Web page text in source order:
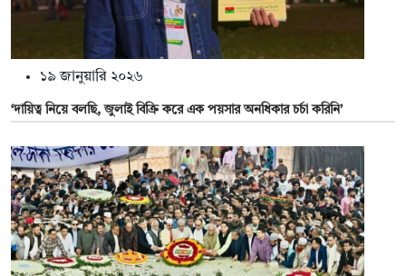
১৯ জানুয়ারি ২০২৬
‘দায়িত্ব নিয়ে বলছি, জুলাই বিক্রি করে এক পয়সার অনধিকার চর্চা করিনি’